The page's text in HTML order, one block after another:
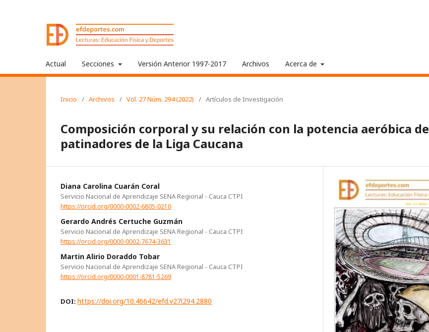
Actual Secciones Versión Anterior 1997-2017 Archivos Acerca de
Inicio / Archivos / Vol. 27 Núm. 294 (2022) / Artículos de Investigación
Composición corporal y su relación con la potencia aeróbica de
patinadores de la Liga Caucana
Diana Carolina Cuarán Coral
Servicio Nacional de Aprendizaje SENA Regional - Cauca CTPI
https://orcid.org/0000-0002-6805-0210
Gerardo Andrés Certuche Guzmán
Servicio Nacional de Aprendizaje SENA Regional - Cauca CTPI
https://orcid.org/0000-0002-7674-3631
Martin Alirio Doraddo Tobar
Servicio Nacional de Aprendizaje SENA Regional - Cauca CTPI
https://orcid.org/0000-0001-8781-5269
DOI: https://doi.org/10.46642/efd.v27i294.2880